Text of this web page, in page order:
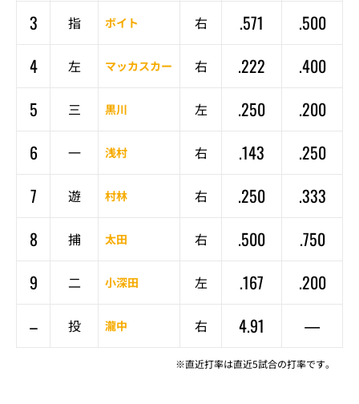
3
指 ボイト 右 .571
.500
4
左 マッカスカー 右 .222
.400
5
三 黒川 左 .250
.200
6
一 浅村 右 .143
.250
7
遊 村林 右 .250
.333
8
捕 太田 右 .500
.750
9
二 小深田 左 .167
.200
–
投 瀧中 右 4.91 —
※直近打率は直近5試合の打率です。